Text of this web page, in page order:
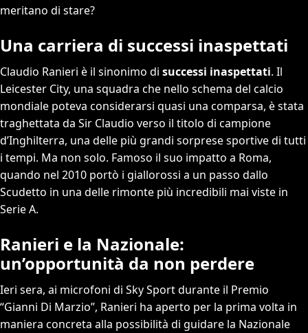
meritano di stare?
Una carriera di successi inaspettati
Claudio Ranieri è il sinonimo di successi inaspettati. Il
Leicester City, una squadra che nello schema del calcio
mondiale poteva considerarsi quasi una comparsa, è stata
traghettata da Sir Claudio verso il titolo di campione
d’Inghilterra, una delle più grandi sorprese sportive di tutti
i tempi. Ma non solo. Famoso il suo impatto a Roma,
quando nel 2010 portò i giallorossi a un passo dallo
Scudetto in una delle rimonte più incredibili mai viste in
Serie A.
Ranieri e la Nazionale:
un’opportunità da non perdere
Ieri sera, ai microfoni di Sky Sport durante il Premio
“Gianni Di Marzio”, Ranieri ha aperto per la prima volta in
maniera concreta alla possibilità di guidare la Nazionale